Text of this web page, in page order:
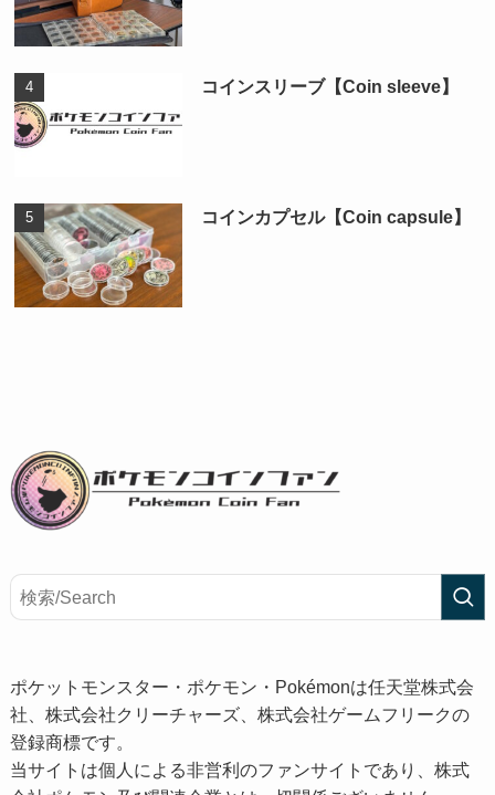
コインスリーブ【Coin sleeve】
コインカプセル【Coin capsule】
ポケットモンスター・ポケモン・Pokémonは任天堂株式会
社、株式会社クリーチャーズ、株式会社ゲームフリークの
登録商標です。
当サイトは個人による非営利のファンサイトであり、株式